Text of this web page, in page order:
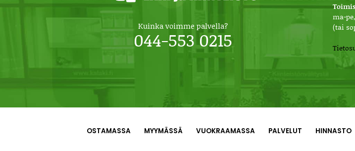
Kuinka voimme palvella?
044-553 0215
ma-
(tai
OSTAMASSA MYYMÄSSÄ VUOKRAAMASSA PALVELUT HINNASTO